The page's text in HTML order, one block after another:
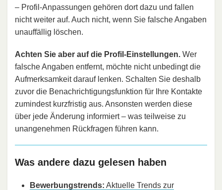
– Profil-Anpassungen gehören dort dazu und fallen
nicht weiter auf. Auch nicht, wenn Sie falsche Angaben
unauffällig löschen.
Achten Sie aber auf die Profil-Einstellungen. Wer
falsche Angaben entfernt, möchte nicht unbedingt die
Aufmerksamkeit darauf lenken. Schalten Sie deshalb
zuvor die Benachrichtigungsfunktion für Ihre Kontakte
zumindest kurzfristig aus. Ansonsten werden diese
über jede Änderung informiert – was teilweise zu
unangenehmen Rückfragen führen kann.
Was andere dazu gelesen haben
Bewerbungstrends: Aktuelle Trends zur